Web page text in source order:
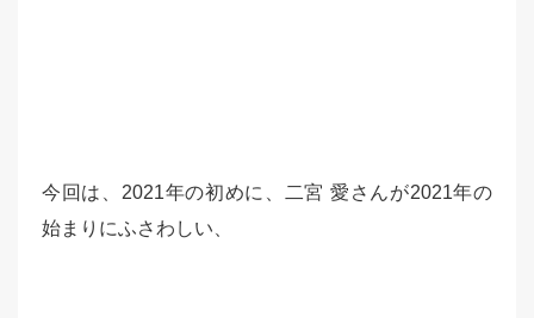
今回は、2021年の初めに、二宮 愛さんが2021年の
始まりにふさわしい、